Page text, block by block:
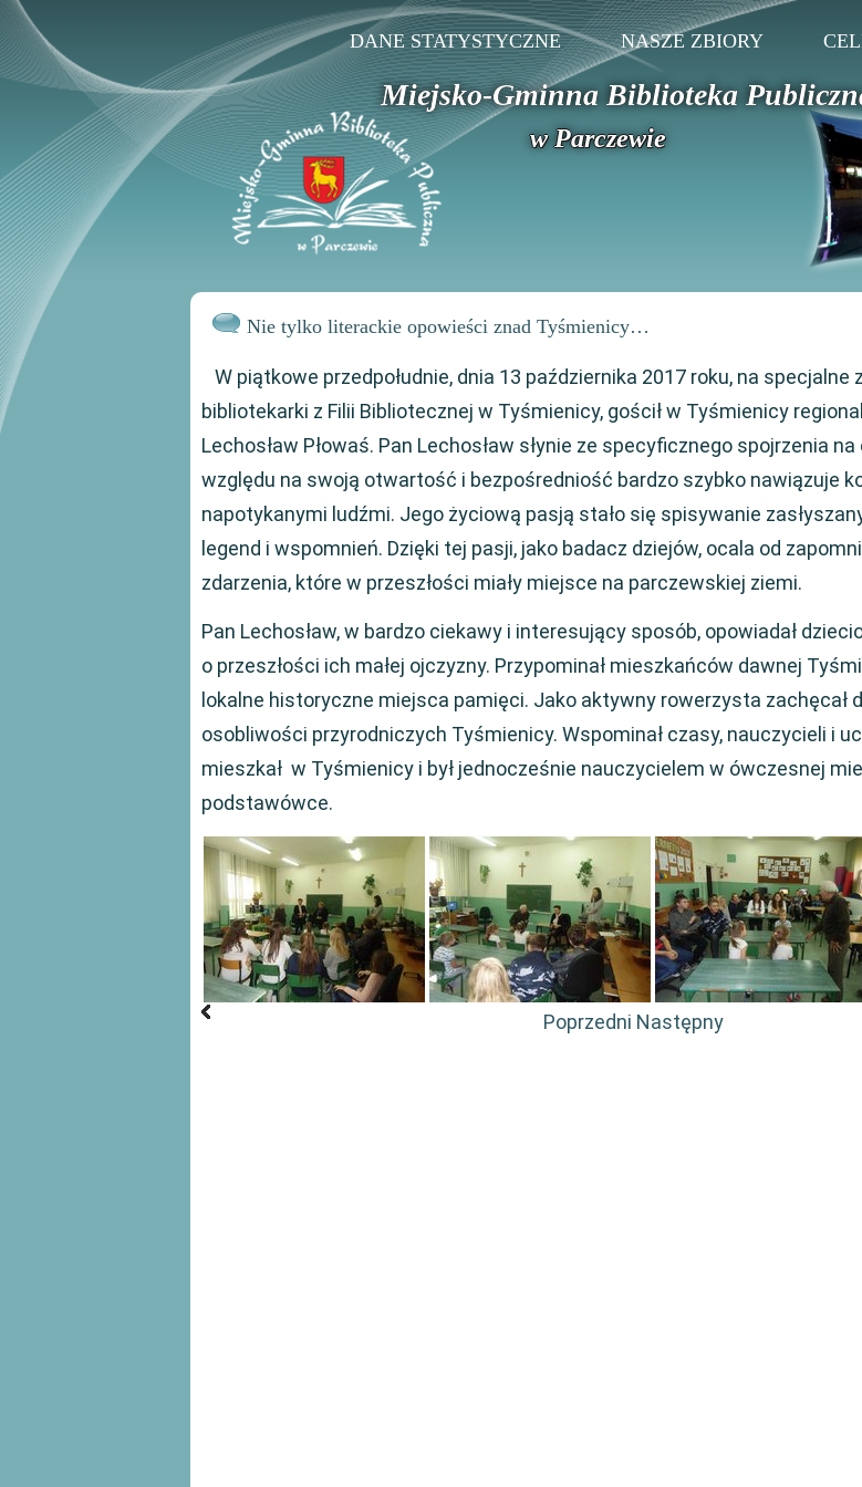
DANE STATYSTYCZNE NASZE ZBIORY
Miejsko-Gminna Biblioteka
w Parczewie
Nie tylko literackie opowieści znad Tyśmienicy…
W piątkowe przedpołudnie, dnia 13 października 2017 roku, na specjalne
bibliotekarki z Filii Bibliotecznej w Tyśmienicy, gościł w Tyśmienicy
Lechosław Płowaś. Pan Lechosław słynie ze specyficznego spojrzenia
względu na swoją otwartość i bezpośredniość bardzo szybko nawiązuje
napotykanymi ludźmi. Jego życiową pasją stało się spisywanie
legend i wspomnień. Dzięki tej pasji, jako badacz dziejów, ocala od
zdarzenia, które w przeszłości miały miejsce na parczewskiej ziemi.
Pan Lechosław, w bardzo ciekawy i interesujący sposób, opowiadał
o przeszłości ich małej ojczyzny. Przypominał mieszkańców dawnej
lokalne historyczne miejsca pamięci. Jako aktywny rowerzysta zachęcał
osobliwości przyrodniczych Tyśmienicy. Wspominał czasy, nauczycieli i
mieszkał w Tyśmienicy i był jednocześnie nauczycielem w ówczesnej
podstawówce.
Poprzedni Następny